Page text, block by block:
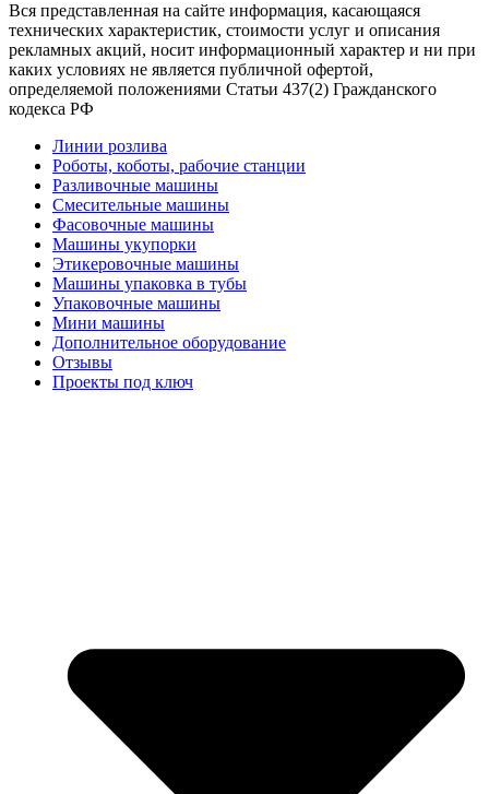
Вся представленная на сайте информация, касающаяся
технических характеристик, стоимости услуг и описания
рекламных акций, носит информационный характер и ни при
каких условиях не является публичной офертой,
определяемой положениями Статьи 437(2) Гражданского
кодекса РФ
Линии розлива
Роботы, коботы, рабочие станции
Разливочные машины
Смесительные машины
Фасовочные машины
Машины укупорки
Этикеровочные машины
Машины упаковка в тубы
Упаковочные машины
Мини машины
Дополнительное оборудование
Отзывы
Проекты под ключ